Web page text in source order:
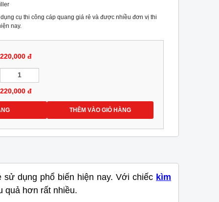
dụng cụ thi công cáp quang giá rẻ và được nhiều đơn vị thi
nay.
220,000 đ
220,000 đ
THÊM VÀO GIỎ HÀNG
dụng phổ biến hiện nay. Với chiếc kìm
quả hơn rất nhiều.